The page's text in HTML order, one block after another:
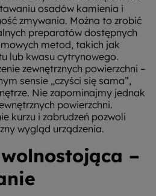
osadów kamienia i
zmywania. Można to zrobić
preparatów dostępnych
metod, takich jak
lub kwasu cytrynowego.
zewnętrznych powierzchni –
sensie „czyści się sama”,
Nie zapominajmy jednak
powierzchni.
kurzu i zabrudzeń pozwoli
wygląd urządzenia.
–